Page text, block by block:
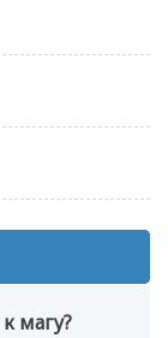
магу?